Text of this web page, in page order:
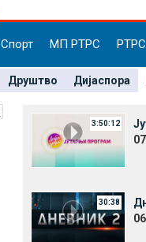
Спорт МП РТРС РТРС
Друштво Дијаспора
3:50:12
30:38